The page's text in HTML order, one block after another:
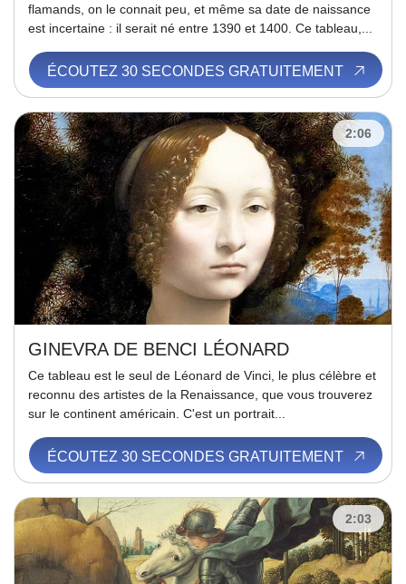
flamands, on le connait peu, et même sa date de naissance
est incertaine : il serait né entre 1390 et 1400. Ce tableau,...
ÉCOUTEZ 30 SECONDES GRATUITEMENT
2:06
GINEVRA DE BENCI LÉONARD
Ce tableau est le seul de Léonard de Vinci, le plus célèbre et
reconnu des artistes de la Renaissance, que vous trouverez
sur le continent américain. C'est un portrait...
ÉCOUTEZ 30 SECONDES GRATUITEMENT
2:03